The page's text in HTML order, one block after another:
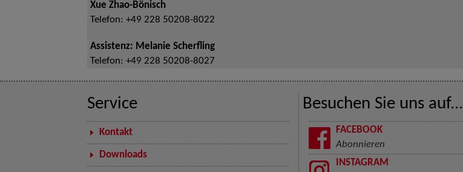
Xue Zhao-Bönisch
Telefon: +49 228 50208-8022
Assistenz: Melanie Scherfling
Telefon: +49 228 50208-8027
Service
Kontakt
Downloads
Besuchen Sie uns auf...
FACEBOOK
Abonnieren
INSTAGRAM